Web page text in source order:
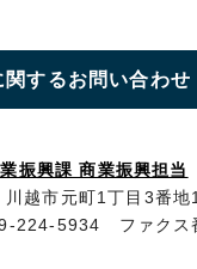
関するお問い合わせ
振興課 商業振興担当
越市元町1丁目3番地1
224-5934 ファクス